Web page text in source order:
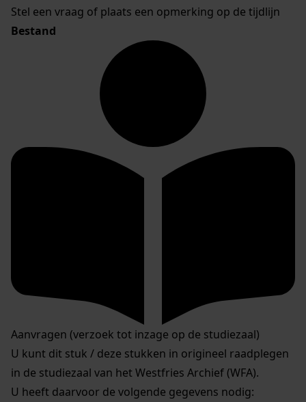
Stel een vraag of plaats een opmerking op de tijdlijn
Bestand
Aanvragen (verzoek tot inzage op de studiezaal)
U kunt dit stuk / deze stukken in origineel raadplegen
in de studiezaal van het Westfries Archief (WFA).
U heeft daarvoor de volgende gegevens nodig: